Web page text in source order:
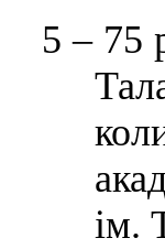
5–75
ім.